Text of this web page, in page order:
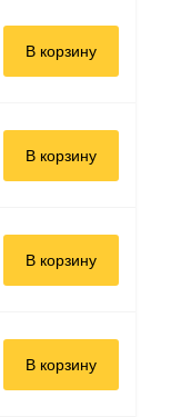
В корзину
В корзину
В корзину
В корзину